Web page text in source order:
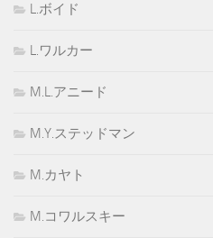
L.ボイド
L.ワルカー
M.L.アニード
M.Y.ステッドマン
M.カヤト
M.コワルスキー